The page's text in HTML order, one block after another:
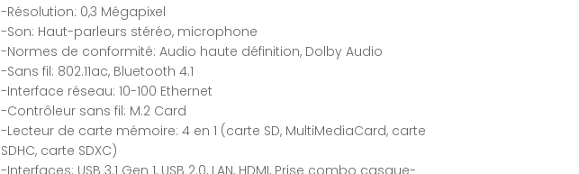
-Résolution: 0,3 Mégapixel
-Son: Haut-parleurs stéréo, microphone
-Normes de conformité: Audio haute définition, Dolby Audio
-Sans fil: 802.11ac, Bluetooth 4.1
-Interface réseau: 10-100 Ethernet
-Contrôleur sans fil: M.2 Card
-Lecteur de carte mémoire: 4 en 1 (carte SD, MultiMediaCard, carte
SDHC, carte SDXC)
-Interfaces: USB 3.1 Gen 1, USB 2.0, LAN, HDMI, Prise combo casque-